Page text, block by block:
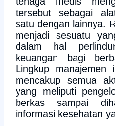
tersebut sebagai
satu dengan lainnya.
menjadi sesuatu
dalam hal
keuangan bagi
Lingkup manajemen
mencakup semua
yang meliputi
berkas sampai
informasi kesehatan